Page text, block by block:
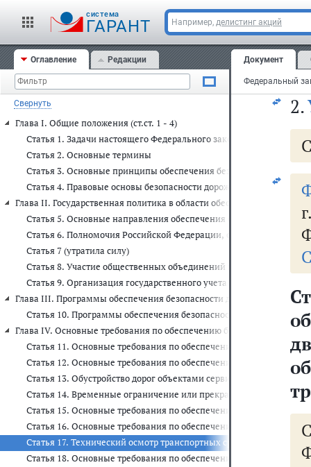
cистема
ГАРАНТ Например, делистинг акций
Оглавление Редакции
Свернуть
Глава I. Общие положения (ст.ст. 1 - 4)
Статья 1. Задачи настоящего Федерального закона
Статья 2. Основные термины
Статья 3. Основные принципы обеспечения безопасности
Статья 4. Правовые основы безопасности дорожного движения в
Глава II. Государственная политика в области обеспечения
Статья 5. Основные направления обеспечения безопасности
Статья 6. Полномочия Российской Федерации, субъектов
Статья 7 (утратила силу)
Статья 8. Участие общественных объединений в осуществлении
Статья 9. Организация государственного учета основных
Глава III. Программы обеспечения безопасности дорожного
Статья 10. Программы обеспечения безопасности дорожного
Глава IV. Основные требования по обеспечению безопасности
Статья 11. Основные требования по обеспечению безопасности
Статья 12. Основные требования по обеспечению безопасности
Статья 13. Обустройство дорог объектами сервиса
Статья 14. Временные ограничение или прекращение движения
Статья 15. Основные требования по обеспечению безопасности
Статья 16. Основные требования по обеспечению безопасности
Статья 17. Технический осмотр транспортных средств
Статья 18. Основные требования по обеспечению безопасности
Документ
2.